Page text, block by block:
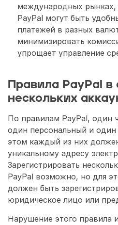
международных рынках,
PayPal могут быть
платежей в разных
минимизировать
упрощает управление
Правила PayPal
нескольких
По правилам PayPal, один
один персональный и один
этом каждый из них
уникальному адресу
Зарегистрировать
PayPal возможно, но для
должен быть
юридическое лицо или
Нарушение этого правила